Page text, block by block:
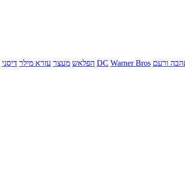
ורעם DC Warner Bros הפלאש מעצר עזרא מילר דיסני